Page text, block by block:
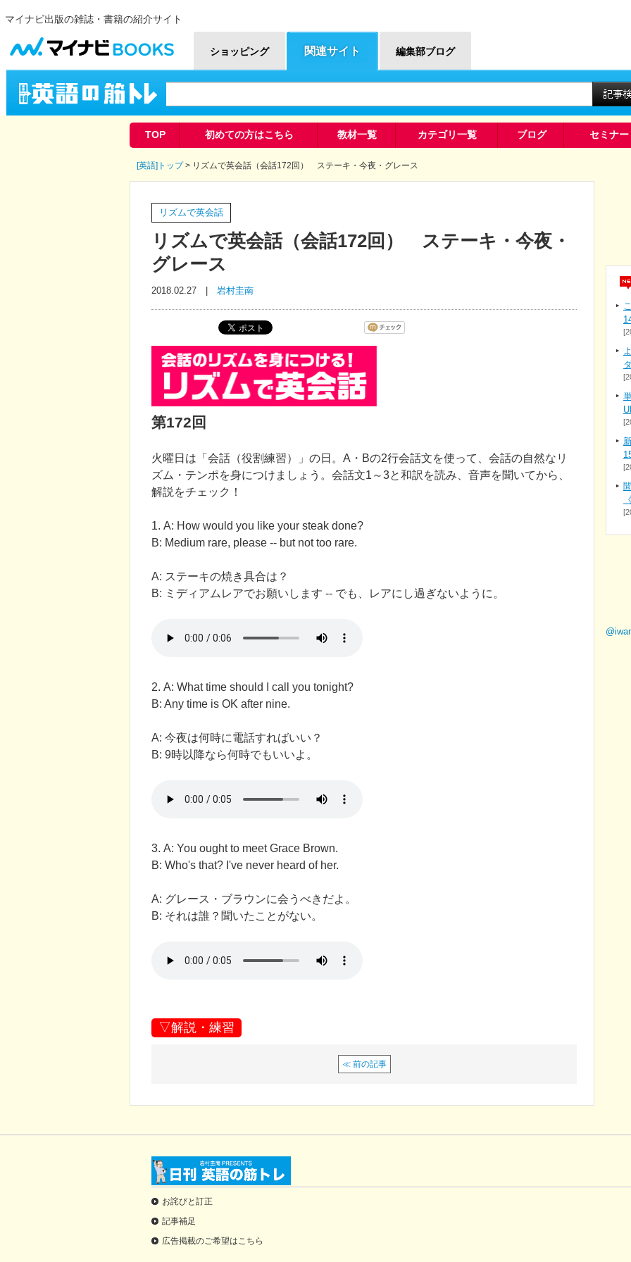
マイナビ出版の雑誌・書籍の紹介サイト
マイナビBOOKS
ショッピング 関連サイト 編集部ブログ
TOP 初めての方はこちら 教材一覧 カテゴリ一覧 ブログ セミナー
[英語]トップ> リズムで英会話（会話172回） ステーキ・今夜・グレース
リズムで英会話
リズムで英会話（会話172回） ステーキ・今夜・
グレース
2018.02.27 | 岩村圭南
第172回
火曜日は「会話（役割練習）」の日。A・Bの2行会話文を使って、会話の自然なリ
ズム・テンポを身につけましょう。会話文1～3と和訳を読み、音声を聞いてから、
解説をチェック！
1. A: How would you like your steak done?
B: Medium rare, please -- but not too rare.
A: ステーキの焼き具合は？
B: ミディアムレアでお願いします -- でも、レアにし過ぎないように。
2. A: What time should I call you tonight?
B: Any time is OK after nine.
A: 今夜は何時に電話すればいい？
B: 9時以降なら何時でもいいよ。
3. A: You ought to meet Grace Brown.
B: Who's that? I've never heard of her.
A: グレース・ブラウンに会うべきだよ。
B: それは誰？聞いたことがない。
▽解説・練習
≪ 前の記事
お詫びと訂正
記事補足
広告掲載のご希望はこちら